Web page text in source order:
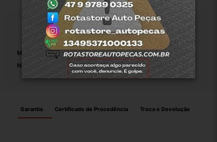
Especificações
Marca: Vw
Número De Peça: Q
Garantia Certificado de Procedência Troca e Devolução